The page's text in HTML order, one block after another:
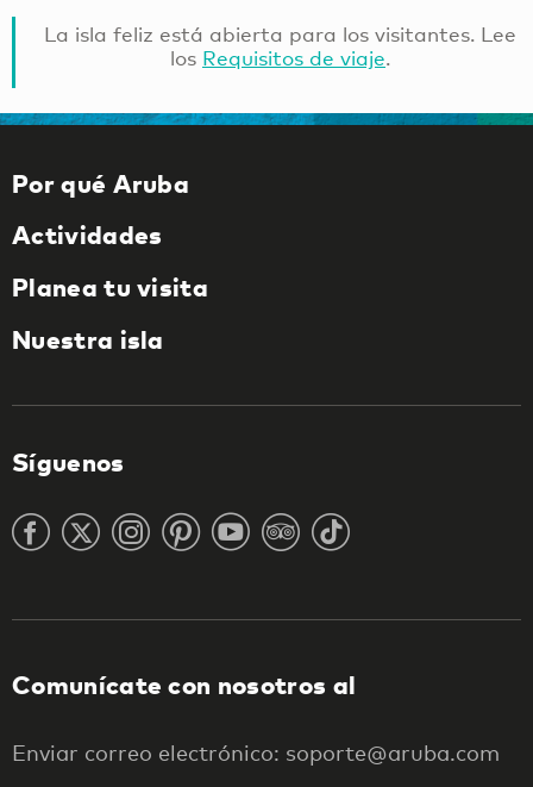
La isla feliz está abierta para los visitantes. Lee
los Requisitos de viaje.
Por qué Aruba
Actividades
Planea tu visita
Nuestra isla
Síguenos
Comunícate con nosotros al
Enviar correo electrónico: soporte@aruba.com